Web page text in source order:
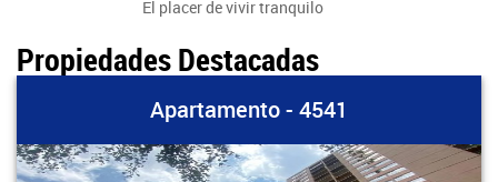
El placer de vivir tranquilo
Propiedades Destacadas
Apartamento - 4541